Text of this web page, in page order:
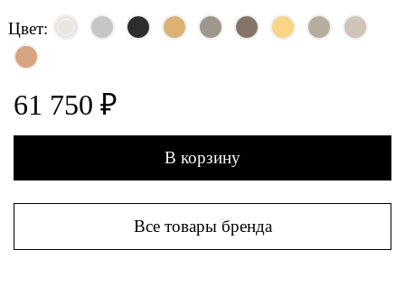
Цвет:
61 750 ₽
В корзину
Все товары бренда